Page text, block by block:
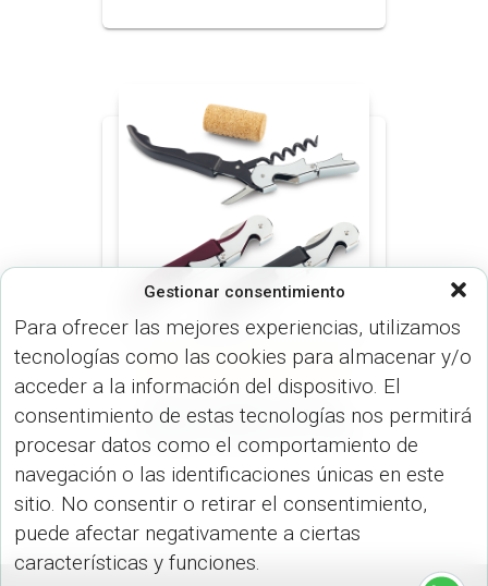
Gestionar consentimiento
Para ofrecer las mejores experiencias, utilizamos
tecnologías como las cookies para almacenar y/o
acceder a la información del dispositivo. El
consentimiento de estas tecnologías nos permitirá
procesar datos como el comportamiento de
navegación o las identificaciones únicas en este
sitio. No consentir o retirar el consentimiento,
puede afectar negativamente a ciertas
características y funciones.
COCINA (HOGAR)
Descorchador de dos
tiempos Kiblack HO-295